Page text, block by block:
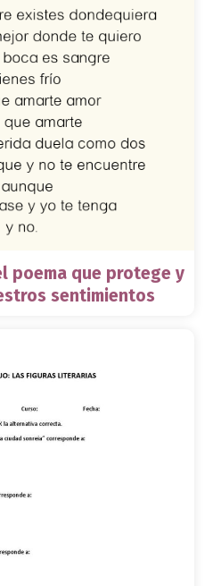
poema que protege y
sentimientos